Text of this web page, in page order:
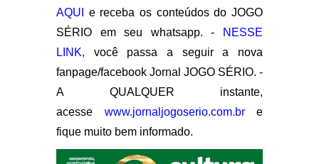
AQUI
e receba os conteúdos do JOGO
SÉRIO em seu whatsapp. -
NESSE
LINK, você passa a seguir a nova
fanpage/facebook Jornal JOGO SÉRIO. -
A QUALQUER instante,
acesse www.jornaljogoserio.com.bre
fique muito bem informado.